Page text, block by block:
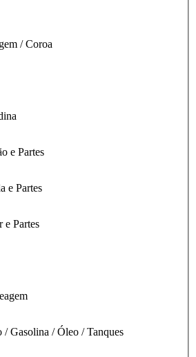
/ Coroa
e Partes
e Partes
e Partes
/ Gasolina / Óleo / Tanques